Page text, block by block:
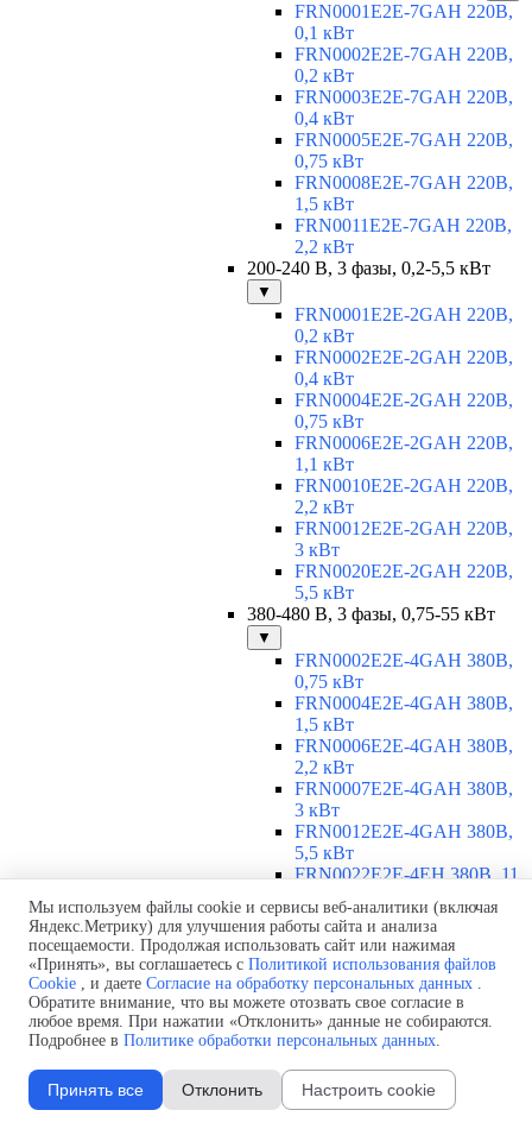
FRN0001E2E-7GAH 220В,
0,1 кВт
FRN0002E2E-7GAH 220В,
0,2 кВт
FRN0003E2E-7GAH 220В,
0,4 кВт
FRN0005E2E-7GAH 220В,
0,75 кВт
FRN0008E2E-7GAH 220В,
1,5 кВт
FRN0011E2E-7GAH 220В,
2,2 кВт
200-240 В, 3 фазы, 0,2-5,5 кВт
▼
FRN0001E2E-2GAH 220В,
0,2 кВт
FRN0002E2E-2GAH 220В,
0,4 кВт
FRN0004E2E-2GAH 220В,
0,75 кВт
FRN0006E2E-2GAH 220В,
1,1 кВт
FRN0010E2E-2GAH 220В,
2,2 кВт
FRN0012E2E-2GAH 220В,
3 кВт
FRN0020E2E-2GAH 220В,
5,5 кВт
380-480 В, 3 фазы, 0,75-55 кВт
▼
FRN0002E2E-4GAH 380В,
0,75 кВт
FRN0004E2E-4GAH 380В,
1,5 кВт
FRN0006E2E-4GAH 380В,
2,2 кВт
FRN0007E2E-4GAH 380В,
3 кВт
FRN0012E2E-4GAH 380В,
5,5 кВт
FRN0022E2E-4EH 380В, 11
FRN0029E2E-4EH 380В, 15
кВт
FRN0037E2E-4EH 380В,
18,5 кВт
FRN0044E2E-4EH 380В, 22
кВт
FRN0059E2E-4EH 380В, 30
кВт
FRN0072E2E-4EH 380В, 37
кВт
Мы используем файлы cookie и сервисы веб-аналитики (включая
Яндекс.Метрику) для улучшения работы сайта и анализа
посещаемости. Продолжая использовать сайт или нажимая
«Принять», вы соглашаетесь с Политикой использования файлов
Cookie , и даете Согласие на обработку персональных данных .
Обратите внимание, что вы можете отозвать свое согласие в
любое время. При нажатии «Отклонить» данные не собираются.
Подробнее в Политике обработки персональных данных.
Принять все Отклонить Настроить cookie